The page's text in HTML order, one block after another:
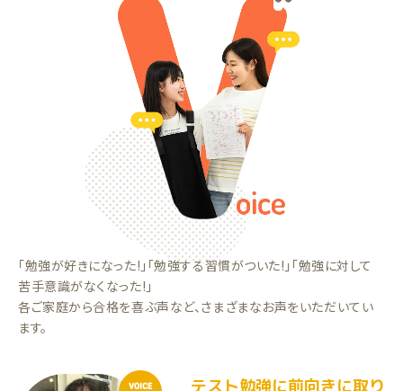
「勉強が好きになった!」「勉強する習慣がついた!」「勉強に対して
苦手意識がなくなった!」
各ご家庭から合格を喜ぶ声など、さまざまなお声をいただいてい
ます。
VOICE テスト勉強に前向きに取り